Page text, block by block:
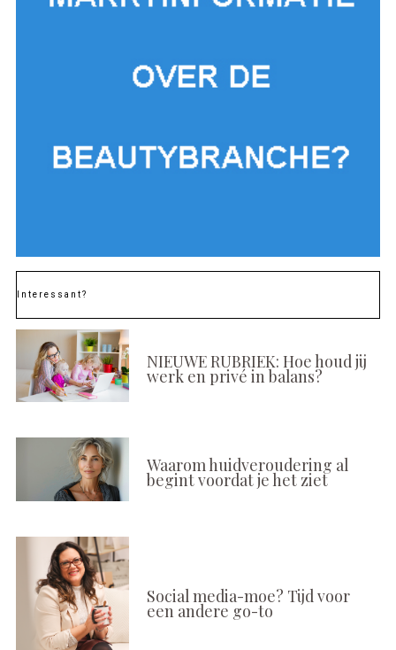
Interessant?
NIEUWE RUBRIEK: Hoe houd jij
werk en privé in balans?
Waarom huidveroudering al
begint voordat je het ziet
Social media-moe? Tijd voor
een andere go-to